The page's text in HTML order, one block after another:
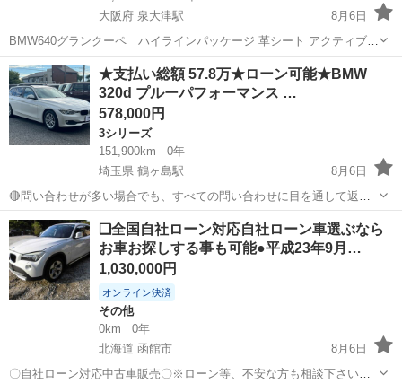
大阪府 泉大津駅
8月6日
BMW640グランクーペ ハイラインパッケージ 革シート アクティブク
ルーズコントロール ヘッドアップディスプレイ LEDヘッドライト サ
ンルーフなし車両 パドルシフト シートヒーター 2014年式 車検令和9
年4月まで 走...
大阪 泉大津市 泉大津駅 その他
★支払い総額 57.8万★ローン可能★BMW
320d プルーパフォーマンス …
578,000円
3シリーズ
151,900km
0年
埼玉県 鶴ヶ島駅
8月6日
🔴問い合わせが多い場合でも、すべての問い合わせに目を通して返信
しておりますので、気にせずお気軽にお問い合わせください😊 ◆出品
番号◆ S5J1733 ◆支払い総額◆ 57.8万円 ローン可能！ 提携ロー...
埼玉 川越市 鶴ヶ島駅 3シリーズ 車両
❑全国自社ローン対応自社ローン車選ぶなら
お車お探しする事も可能●平成23年9月…
1,030,000円
オンライン決済
その他
0km
0年
北海道 函館市
8月6日
〇自社ローン対応中古車販売〇※ローン等、不安な方も相談下さい※